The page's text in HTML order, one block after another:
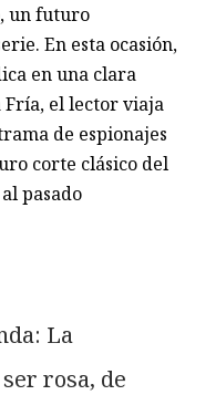
un futuro
En esta ocasión,
en una clara
Fría, el lector viaja
de espionajes
corte clásico del
pasado
La
rosa, de